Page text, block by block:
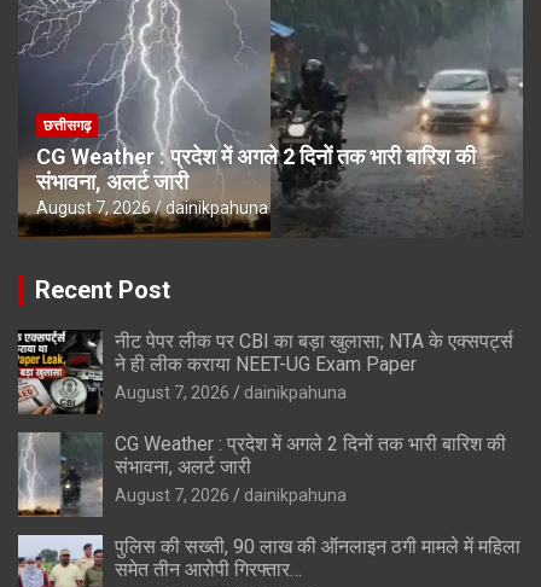
छत्तीसगढ़
CG Weather : प्रदेश में अगले 2 दिनों तक भारी बारिश की
संभावना, अलर्ट जारी
August 7, 2026 dainikpahuna
Recent Post
नीट पेपर लीक पर CBI का बड़ा खुलासा; NTA के एक्सपर्ट्स
ने ही लीक कराया NEET-UG Exam Paper
August 7, 2026 dainikpahuna
CG Weather : प्रदेश में अगले 2 दिनों तक भारी बारिश की
संभावना, अलर्ट जारी
August 7, 2026 dainikpahuna
पुलिस की सख्ती, 90 लाख की ऑनलाइन ठगी मामले में महिला
समेत तीन आरोपी गिरफ्तार…